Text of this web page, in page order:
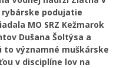
podujatie
MO SRZ Kežmarok
Dušana Šoltýsa a
to významné muškárske
v disciplíne lov na